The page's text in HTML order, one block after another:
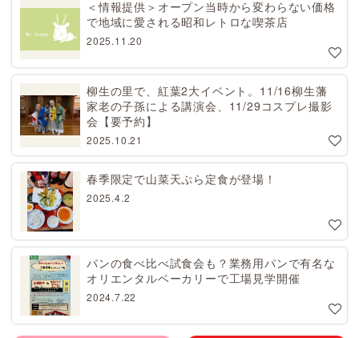
＜情報提供＞オープン当時から変わらない価格
で地域に愛される昭和レトロな喫茶店
2025.11.20
柳生の里で、紅葉2大イベント。11/16柳生藩
家老の子孫による講演会、11/29コスプレ撮影
会【要予約】
2025.10.21
春季限定で山菜天ぷら定食が登場！
2025.4.2
パンの食べ比べ試食会も？業務用パンで有名な
オリエンタルベーカリーで工場見学開催
2024.7.22